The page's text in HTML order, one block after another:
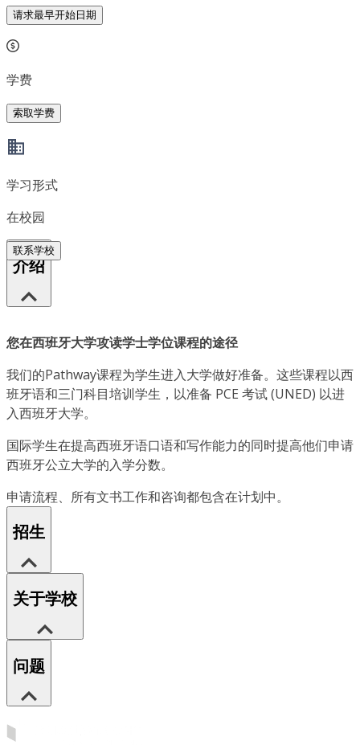
请求最早开始日期
学费
索取学费
学习形式
在校园
联系学校
介绍
您在西班牙大学攻读学士学位课程的途径
我们的Pathway课程为学生进入大学做好准备。这些课程以西
班牙语和三门科目培训学生，以准备 PCE 考试 (UNED) 以进
入西班牙大学。
国际学生在提高西班牙语口语和写作能力的同时提高他们申请
西班牙公立大学的入学分数。
申请流程、所有文书工作和咨询都包含在计划中。
招生
关于学校
问题